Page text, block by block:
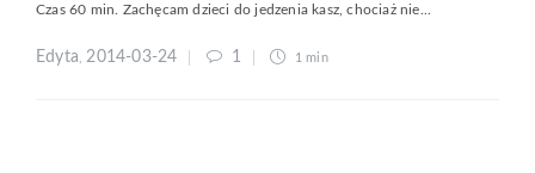
Czas 60 min. Zachęcam dzieci do jedzenia kasz, chociaż nie...
Edyta 2014-03-24 1 1 min